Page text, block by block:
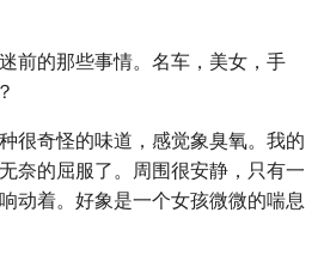
前的那些事情。名车，美女，手
很奇怪的味道，感觉象臭氧。我的
奈的屈服了。周围很安静，只有一
动着。好象是一个女孩微微的喘息